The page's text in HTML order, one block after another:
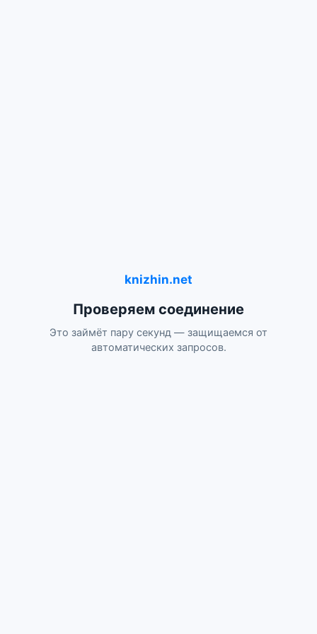
knizhin.net
Проверяем соединение
Это займёт пару секунд — защищаемся от
автоматических запросов.